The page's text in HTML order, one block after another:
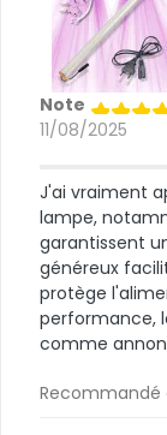
Note
11/08/2025
J'ai vraiment
lampe,
garantissent
généreux
protège
performance,
comme
Recommandé